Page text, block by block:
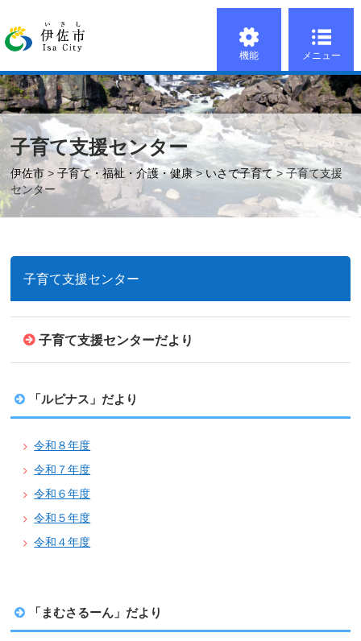
機能 メニュー
子育て支援センター
伊佐市 >子育て・福祉・介護・健康>いさで子育て> 子育て支援
センター
子育て支援センター
子育て支援センターだより
「ルピナス」だより
令和８年度
令和７年度
令和６年度
令和５年度
令和４年度
「まむさるーん」だより